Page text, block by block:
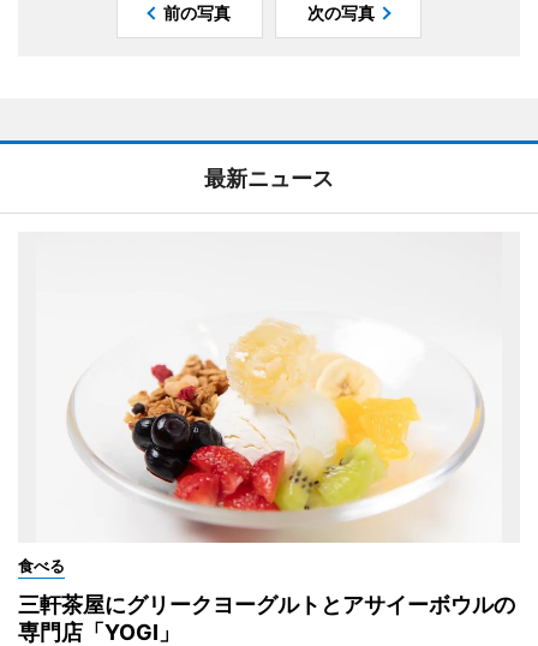
前の写真 次の写真
最新ニュース
食べる
三軒茶屋にグリークヨーグルトとアサイーボウルの
専門店「YOGI」